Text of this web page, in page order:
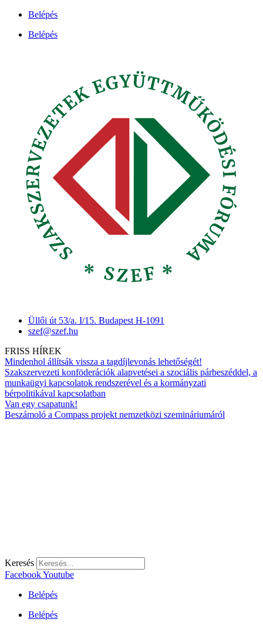
Ugrás
tartalomhoz
Belépés
Belépés
Üllői út 53/a. I/15. Budapest H-1091
szef@szef.hu
FRISS HÍREK
Mindenhol állítsák vissza a tagdíjlevonás lehetőségét!
Szakszervezeti konföderációk alapvetései a szociális párbeszéddel, a
munkaügyi kapcsolatok rendszerével és a kormányzati
bérpolitikával kapcsolatban
Van egy csapatunk!
Beszámoló a Compass projekt nemzetközi szemináriumáról
Keresés
FacebookYoutube
Belépés
Belépés